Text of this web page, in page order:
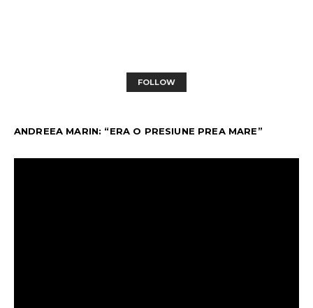
FOLLOW
ANDREEA MARIN: “ERA O PRESIUNE PREA MARE”